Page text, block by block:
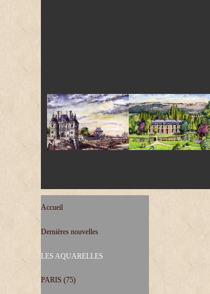
Accueil
Dernières nouvelles
LES AQUARELLES
PARIS (75)